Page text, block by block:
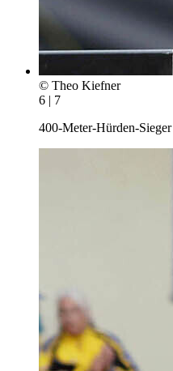
© Theo Kiefner
6 | 7
400-Meter-Hürden-